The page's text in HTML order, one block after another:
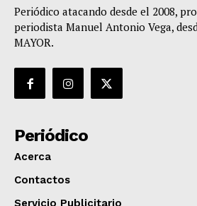
Periódico atacando desde el 2008,
periodista Manuel Antonio Vega,
MAYOR.
Periódico
Acerca
Contactos
Servicio Publicitario